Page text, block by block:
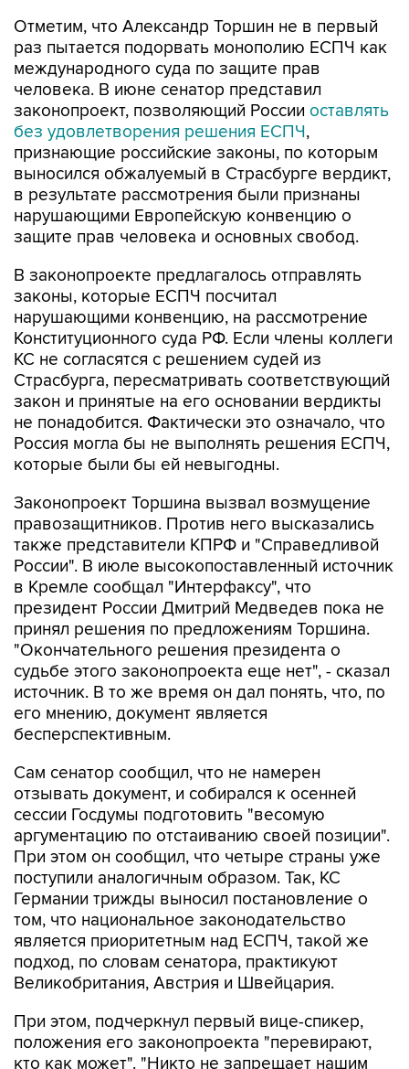
Отметим, что Александр Торшин не в первый
раз пытается подорвать монополию ЕСПЧ как
международного суда по защите прав
человека. В июне сенатор представил
законопроект, позволяющий России оставлять
без удовлетворения решения ЕСПЧ,
признающие российские законы, по которым
выносился обжалуемый в Страсбурге вердикт,
в результате рассмотрения были признаны
нарушающими Европейскую конвенцию о
защите прав человека и основных свобод.
В законопроекте предлагалось отправлять
законы, которые ЕСПЧ посчитал
нарушающими конвенцию, на рассмотрение
Конституционного суда РФ. Если члены коллеги
КС не согласятся с решением судей из
Страсбурга, пересматривать соответствующий
закон и принятые на его основании вердикты
не понадобится. Фактически это означало, что
Россия могла бы не выполнять решения ЕСПЧ,
которые были бы ей невыгодны.
Законопроект Торшина вызвал возмущение
правозащитников. Против него высказались
также представители КПРФ и "Справедливой
России". В июле высокопоставленный источник
в Кремле сообщал "Интерфаксу", что
президент России Дмитрий Медведев пока не
принял решения по предложениям Торшина.
"Окончательного решения президента о
судьбе этого законопроекта еще нет", - сказал
источник. В то же время он дал понять, что, по
его мнению, документ является
бесперспективным.
Сам сенатор сообщил, что не намерен
отзывать документ, и собирался к осенней
сессии Госдумы подготовить "весомую
аргументацию по отстаиванию своей позиции".
При этом он сообщил, что четыре страны уже
поступили аналогичным образом. Так, КС
Германии трижды выносил постановление о
том, что национальное законодательство
является приоритетным над ЕСПЧ, такой же
подход, по словам сенатора, практикуют
Великобритания, Австрия и Швейцария.
При этом, подчеркнул первый вице-спикер,
положения его законопроекта "перевирают,
кто как может". "Никто не запрещает нашим